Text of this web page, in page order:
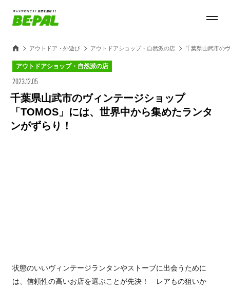
アウトドア・外遊び アウトドアショップ・自然派の店 千葉県山武市の
アウトドアショップ・自然派の店
2023.12.05
千葉県山武市のヴィンテージショップ
「TOMOS」には、世界中から集めたランタ
ンがずらり！
状態のいいヴィンテージランタンやストーブに出会うために
は、信頼性の高いお店を選ぶことが先決！ レアもの狙いか